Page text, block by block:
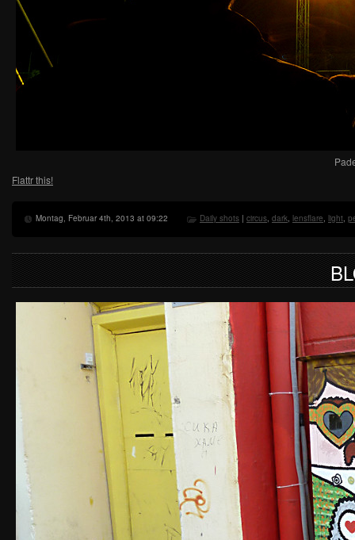
Flattr this!
Montag, Februar 4th, 2013 at 09:22 Daily shots | circus, dark, lensflare, light,